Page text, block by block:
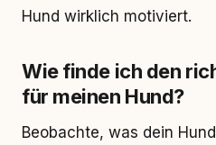
Hund wirklich motiviert.
Wie finde ich den
für meinen Hund?
Beobachte, was dein